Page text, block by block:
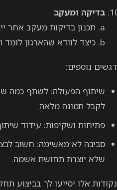
בדיקה ומעקב
a. תכנון בדיקות מעקב אחר יישום הלקחים.
b. כיצד לוודא שהארגון לומד ומשתפר כתוצאה מהתחקיר?
דגשים נוספים:
שיתוף הפעולה: לשתף כמה
לקבל תמונה מלאה.
פתיחות ושקיפות: עידוד
סביבה לא מאשימה: חשוב
שלא יוצרת תחושת אשמה.
נקודות אלו יסייעו לך בביצוע